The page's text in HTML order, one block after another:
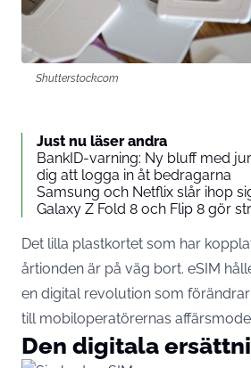
Shutterstock.com
Just nu läser andra
BankID-varning: Ny bluff med
dig att logga in åt bedragarna
Samsung och Netflix slår ihop
Galaxy Z Fold 8 och Flip 8 gör
Det lilla plastkortet som har
årtionden är på väg bort. eSIM
en digital revolution som
till mobiloperatörernas
Den digitala